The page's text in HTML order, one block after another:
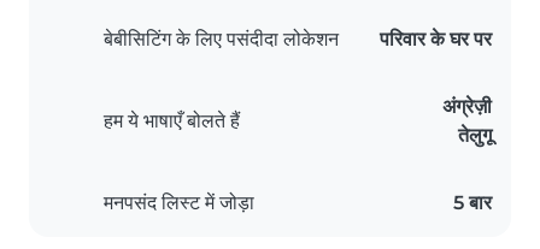
बेबीसिटिंग के लिए पसंदीदा लोकेशन परिवार के घर पर
हम ये भाषाएँ बोलते हैं
अंग्रेज़ी
तेलुगू
मनपसंद लिस्ट में जोड़ा 5 बार